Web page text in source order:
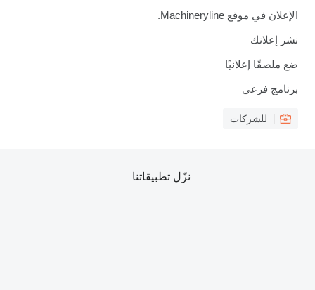
الإعلان في موقع Machineryline.
نشر إعلانك
ضع ملصقًا إعلانيًا
برنامج فرعي
للشركات
نزّل تطبيقاتنا